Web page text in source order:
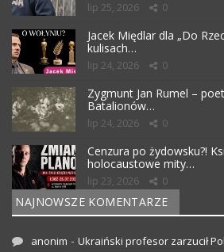
lip 25, 2026 0
Jacek Międlar dla „Do
kulisach…
lip 24, 2026 0
Zygmunt Jan Rumel –
Batalionów…
lip 24, 2026 0
Cenzura po żydowsku?!
holocaustowe mity…
lip 23, 2026 0
NAJNOWSZE KOMENTARZE
anonim - Ukraiński profesor zarzucił